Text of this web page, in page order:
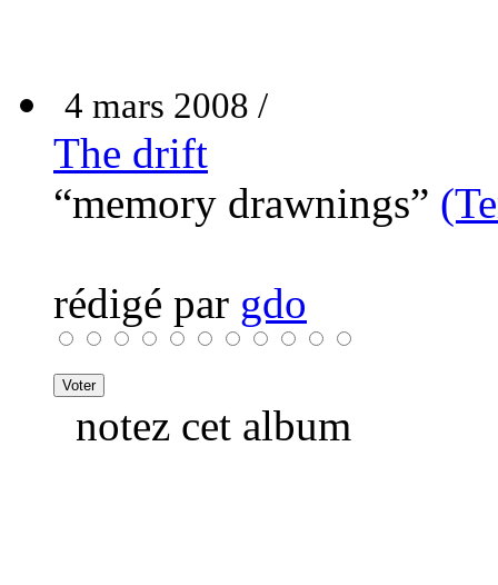
4 mars 2008 /
The drift
“memory drawnings”
rédigé par gdo
notez cet album